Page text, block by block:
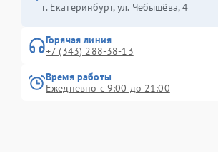
г. Екатеринбург, ул. Чебышёва, 4
Горячая линия
+7 (343) 288-38-13
Время работы
Ежедневно с 9:00 до 21:00